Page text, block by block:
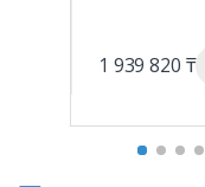
1 939 820 ₸